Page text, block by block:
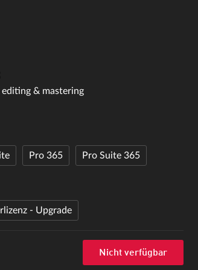
& mastering
Pro 365 Pro Suite 365
- Upgrade
Nicht verfügbar